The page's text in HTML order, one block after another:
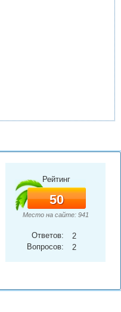
Рейтинг
50
Место на сайте: 941
Ответов:
2
Вопросов:
2